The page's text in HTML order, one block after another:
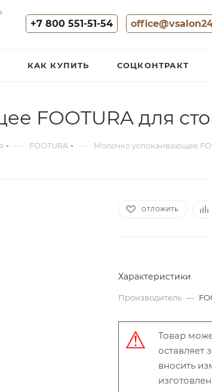
+7 800 551-51-54
КАК КУПИТЬ СОЦКОНТРАКТ
FOOTURA для
— FOOTURA — Молочко успокаивающее
ОТЛОЖИТЬ
Характеристики
Производитель —
Товар
оставляет
вносить